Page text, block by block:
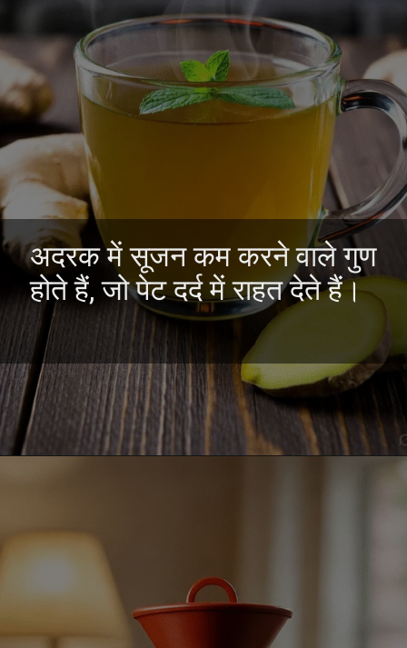
अदरक में सूजन कम करने वाले गुण
होते हैं, जो पेट दर्द में राहत देते हैं।